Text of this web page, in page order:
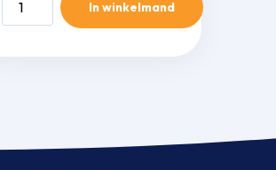
WF/SRC
In winkelmand